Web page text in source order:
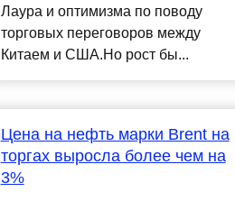
Лаура и оптимизма по поводу
торговых переговоров между
Китаем и США.Но рост бы...
Цена на нефть марки Brent на
торгах выросла более чем на
3%